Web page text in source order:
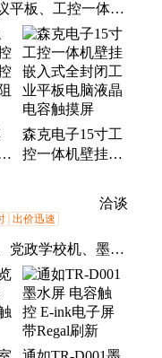
平板、工控一体
晶拼接屏、直播
晶广告机、户外广
温一体机、排队叫
、自助终端机、触
触控一体机、智能
森克电子15寸工
控一体机壁挂嵌
平板电脑液晶电
容触摸屏
洽谈
出价迅速
党政学校机、墨水
、教学资源库系
系统、数字图书借